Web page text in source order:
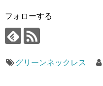
フォローする
グリーンネックレス